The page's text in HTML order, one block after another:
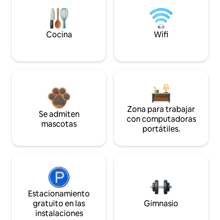
Cocina Wifi
Se admiten
mascotas
Zona para trabajar
con computadoras
portátiles.
Estacionamiento
gratuito en las
instalaciones
Gimnasio